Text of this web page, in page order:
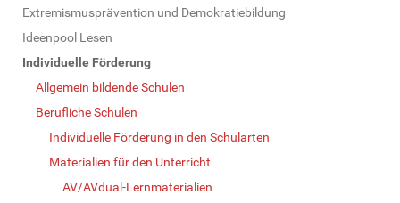
N
a
v
Extremismusprävention und Demokratiebildung
Ideenpool Lesen
Individuelle Förderung
Allgemein bildende Schulen
Berufliche Schulen
Individuelle Förderung in den Schularten
Materialien für den Unterricht
AV/AVdual-Lernmaterialien